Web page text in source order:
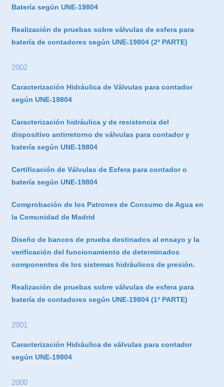
Batería según UNE-19804
Realización de pruebas sobre válvulas de esfera para
batería de contadores según UNE-19804 (2ª PARTE)
2002
Caracterización Hidráulica de Válvulas para contador
según UNE-19804
Caracterización hidráulica y de resistencia del
dispositivo antirretorno de válvulas para contador y
batería según UNE-19804
Certificación de Válvulas de Esfera para contador o
batería según UNE-19804
Comprobación de los Patrones de Consumo de Agua en
la Comunidad de Madrid
Diseño de bancos de prueba destinados al ensayo y la
verificación del funcionamiento de determinados
componentes de los sistemas hidráulicos de presión.
Realización de pruebas sobre válvulas de esfera para
batería de contadores según UNE-19804 (1ª PARTE)
2001
Caracterización Hidráulica de válvulas para contador
según UNE-19804
2000